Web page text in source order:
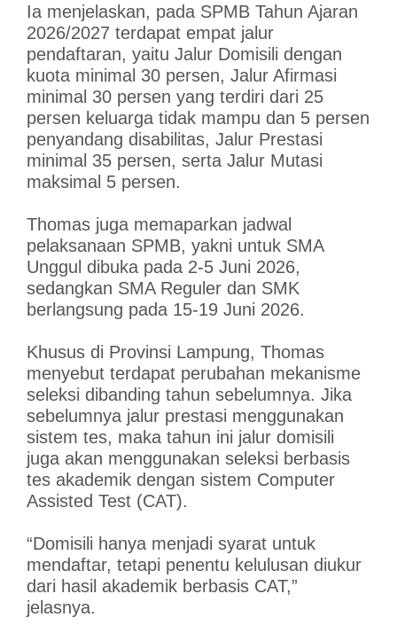
Ia menjelaskan, pada SPMB Tahun Ajaran
2026/2027 terdapat empat jalur
pendaftaran, yaitu Jalur Domisili dengan
kuota minimal 30 persen, Jalur Afirmasi
minimal 30 persen yang terdiri dari 25
persen keluarga tidak mampu dan 5 persen
penyandang disabilitas, Jalur Prestasi
minimal 35 persen, serta Jalur Mutasi
maksimal 5 persen.
Thomas juga memaparkan jadwal
pelaksanaan SPMB, yakni untuk SMA
Unggul dibuka pada 2-5 Juni 2026,
sedangkan SMA Reguler dan SMK
berlangsung pada 15-19 Juni 2026.
Khusus di Provinsi Lampung, Thomas
menyebut terdapat perubahan mekanisme
seleksi dibanding tahun sebelumnya. Jika
sebelumnya jalur prestasi menggunakan
sistem tes, maka tahun ini jalur domisili
juga akan menggunakan seleksi berbasis
tes akademik dengan sistem Computer
Assisted Test (CAT).
“Domisili hanya menjadi syarat untuk
mendaftar, tetapi penentu kelulusan diukur
dari hasil akademik berbasis CAT,”
jelasnya.